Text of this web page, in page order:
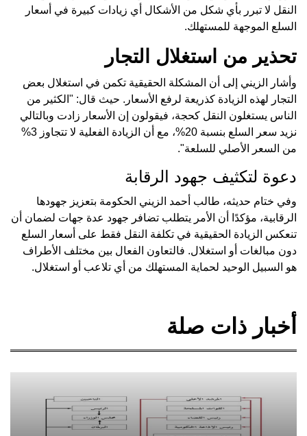
النقل لا تبرر بأي شكل من الأشكال أي زيادات كبيرة في أسعار
السلع الموجهة للمستهلك.
تحذير من استغلال التجار
وأشار الزيني إلى أن المشكلة الحقيقية تكمن في استغلال بعض
التجار لهذه الزيادة كذريعة لرفع الأسعار. حيث قال: "الكثير من
الناس يستغلون النقل كحجة، فيقولون إن الأسعار زادت وبالتالي
نزيد سعر السلع بنسبة 20%، مع أن الزيادة الفعلية لا تتجاوز 3%
من السعر الأصلي للسلعة".
دعوة لتكثيف جهود الرقابة
وفي ختام حديثه، طالب أحمد الزيني الحكومة بتعزيز جهودها
الرقابية، مؤكدًا أن الأمر يتطلب تضافر جهود عدة جهات لضمان أن
تنعكس الزيادة الحقيقية في تكلفة النقل فقط على أسعار السلع
دون مبالغات أو استغلال. فالتعاون الفعال بين مختلف الأطراف
هو السبيل الوحيد لحماية المستهلك من أي تلاعب أو استغلال.
أخبار ذات صلة